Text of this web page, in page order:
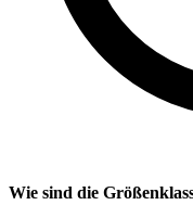
Wie sind die